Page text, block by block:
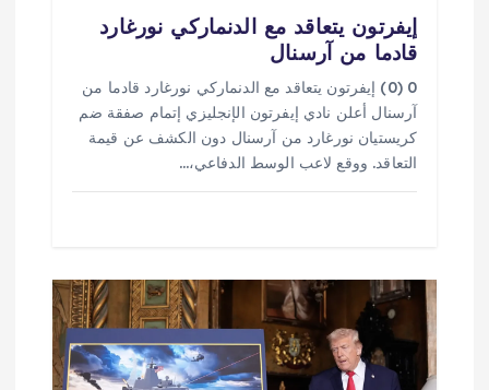
إيفرتون يتعاقد مع الدنماركي نورغارد
قادما من آرسنال
0 (0) إيفرتون يتعاقد مع الدنماركي نورغارد قادما من
آرسنال أعلن نادي إيفرتون الإنجليزي إتمام صفقة ضم
كريستيان نورغارد من آرسنال دون الكشف عن قيمة
التعاقد. ووقع لاعب الوسط الدفاعي،…